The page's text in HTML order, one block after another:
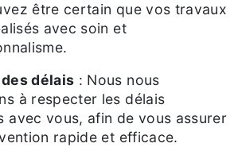
être certain que vos travaux
avec soin et
des délais : Nous nous
à respecter les délais
avec vous, afin de vous assurer
rapide et efficace.